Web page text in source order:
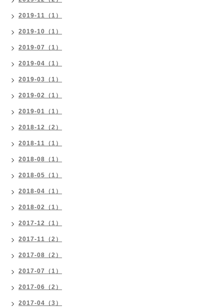
2019-11（1）
2019-10（1）
2019-07（1）
2019-04（1）
2019-03（1）
2019-02（1）
2019-01（1）
2018-12（2）
2018-11（1）
2018-08（1）
2018-05（1）
2018-04（1）
2018-02（1）
2017-12（1）
2017-11（2）
2017-08（2）
2017-07（1）
2017-06（2）
2017-04（3）